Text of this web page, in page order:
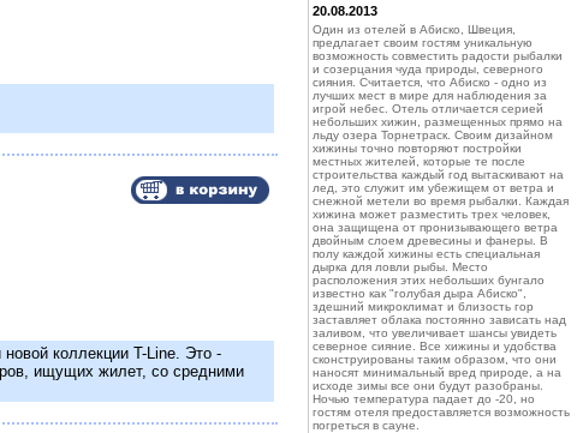
коллекции T-Line. Это -
ищущих жилет, со средними
20.08.2013
Один из отелей в Абиско, Швеция,
предлагает своим гостям уникальную
возможность совместить радости рыбалки
и созерцания чуда природы, северного
сияния. Считается, что Абиско - одно из
лучших мест в мире для наблюдения за
игрой небес. Отель отличается серией
небольших хижин, размещенных прямо на
льду озера Торнетраск. Своим дизайном
хижины точно повторяют постройки
местных жителей, которые те после
строительства каждый год вытаскивают на
лед, это служит им убежищем от ветра и
снежной метели во время рыбалки. Каждая
хижина может разместить трех человек,
она защищена от пронизывающего ветра
двойным слоем древесины и фанеры. В
полу каждой хижины есть специальная
дырка для ловли рыбы. Место
расположения этих небольших бунгало
известно как "голубая дыра Абиско",
здешний микроклимат и близость гор
заставляет облака постоянно зависать над
заливом, что увеличивает шансы увидеть
северное сияние. Все хижины и удобства
сконструированы таким образом, что они
наносят минимальный вред природе, а на
исходе зимы все они будут разобраны.
Ночью температура падает до -20, но
гостям отеля предоставляется возможность
погреться в сауне.